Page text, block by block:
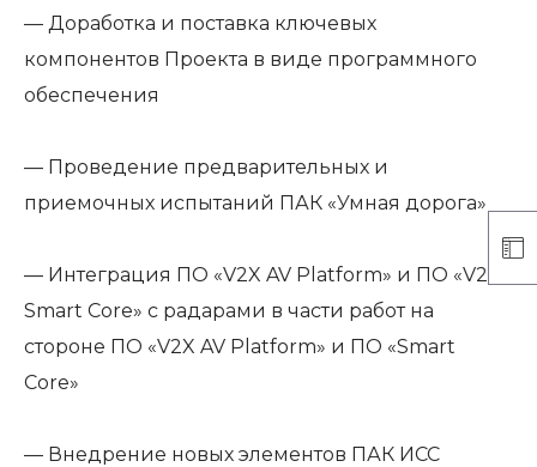
— Доработка и поставка ключевых
компонентов Проекта в виде программного
обеспечения
— Проведение предварительных и
приемочных испытаний ПАК «Умная дорога»
— Интеграция ПО «V2X AV Platform» и ПО «V2X
Smart Core» с радарами в части работ на
стороне ПО «V2X AV Platform» и ПО «Smart
Core»
— Внедрение новых элементов ПАК ИСС